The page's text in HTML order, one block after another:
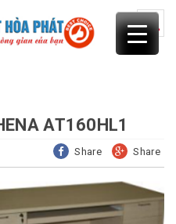
AT160HL1
Share Share